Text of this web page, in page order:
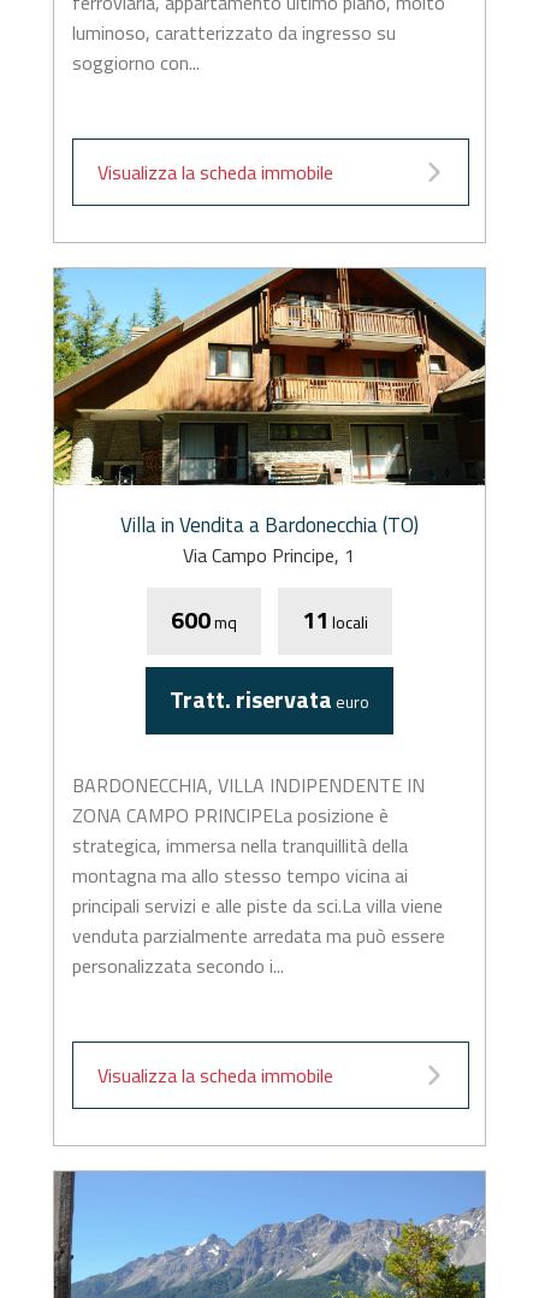
luminoso, caratterizzato da ingresso su
soggiorno con...
Visualizza la scheda immobile
Villa in Vendita a Bardonecchia (TO)
Via Campo Principe, 1
600mq 11 locali
Tratt. riservata euro
BARDONECCHIA, VILLA INDIPENDENTE IN
ZONA CAMPO PRINCIPELa posizione è
strategica, immersa nella tranquillità della
montagna ma allo stesso tempo vicina ai
principali servizi e alle piste da sci.La villa viene
venduta parzialmente arredata ma può essere
personalizzata secondo i...
Visualizza la scheda immobile